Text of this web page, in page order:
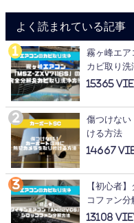
よく読まれている記事
霧ヶ峰エ
カビ取り洗
15365
傷つけない
ける方法
14667
【初心者
コファン分
13108